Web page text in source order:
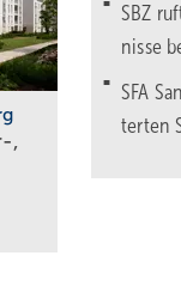
,
SBZ
nisse
SFA
terten